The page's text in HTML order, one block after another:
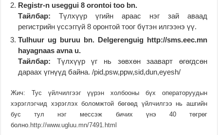
Registr-n useggui 8 orontoi too bn.
Тайлбар: Түлхүүр үгийн араас нэг зай аваад
регистрийн үссэггүй 8 оронтой тоог бүтэн илгээнэ үү.
Tulhuur ug buruu bn. Delgerenguig http://sms.eec.mn
hayagnaas avna u.
Тайлбар: Түлхүүр үг нь зөвхөн зааварт өгөгдсөн
дараах үгнүүд байна. /pid,psw,ppw,sid,dun,eyesh/
Жич: Тус үйлчилгээг үүрэн холбооны бүх операторуудын
хэрэглэгчид хэрэглэх боломжтой бөгөөд үйлчилгээ нь ашгийн
бус тул нэг мессэж бичих үнэ 40 төгрөг
болно. http://www.ugluu.mn/7491.html